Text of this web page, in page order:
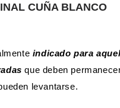
CUÑA BLANCO
indicado para
que deben
levantarse.